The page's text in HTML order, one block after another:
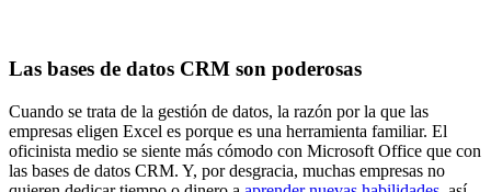
Las bases de datos CRM son poderosas
Cuando se trata de la gestión de datos, la razón por la que las
empresas eligen Excel es porque es una herramienta familiar. El
oficinista medio se siente más cómodo con Microsoft Office que con
las bases de datos CRM. Y, por desgracia, muchas empresas no